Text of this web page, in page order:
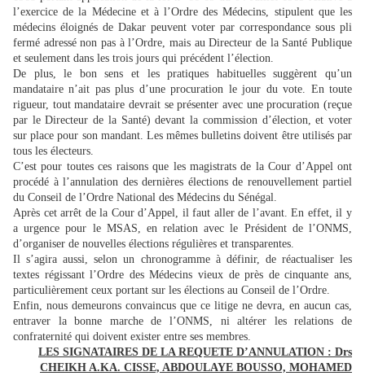
l’exercice de la Médecine et à l’Ordre des Médecins, stipulent que les
médecins éloignés de Dakar peuvent voter par correspondance sous pli
fermé adressé non pas à l’Ordre, mais au Directeur de la Santé Publique
et seulement dans les trois jours qui précédent l’élection.
De plus, le bon sens et les pratiques habituelles suggèrent qu’un
mandataire n’ait pas plus d’une procuration le jour du vote. En toute
rigueur, tout mandataire devrait se présenter avec une procuration (reçue
par le Directeur de la Santé) devant la commission d’élection, et voter
sur place pour son mandant. Les mêmes bulletins doivent être utilisés par
tous les électeurs.
C’est pour toutes ces raisons que les magistrats de la Cour d’Appel ont
procédé à l’annulation des dernières élections de renouvellement partiel
du Conseil de l’Ordre National des Médecins du Sénégal.
Après cet arrêt de la Cour d’Appel, il faut aller de l’avant. En effet, il y
a urgence pour le MSAS, en relation avec le Président de l’ONMS,
d’organiser de nouvelles élections régulières et transparentes.
Il s’agira aussi, selon un chronogramme à définir, de réactualiser les
textes régissant l’Ordre des Médecins vieux de près de cinquante ans,
particulièrement ceux portant sur les élections au Conseil de l’Ordre.
Enfin, nous demeurons convaincus que ce litige ne devra, en aucun cas,
entraver la bonne marche de l’ONMS, ni altérer les relations de
confraternité qui doivent exister entre ses membres.
LES SIGNATAIRES DE LA REQUETE D’ANNULATION : Drs
CHEIKH A.KA. CISSE, ABDOULAYE BOUSSO, MOHAMED